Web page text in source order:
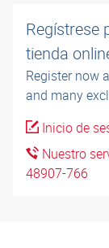
Regístrese
tienda
Register now
and many
Inicio de
Nuestro
48907-766